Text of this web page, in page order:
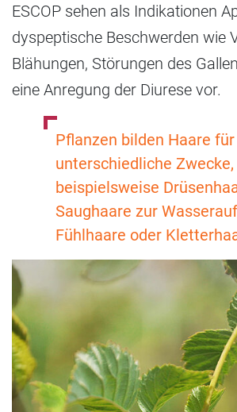
ESCOP sehen als Indikationen
dyspeptische Beschwerden wie
Blähungen, Störungen des
eine Anregung der Diurese vor.
Pflanzen bilden Haare für
unterschiedliche Zwecke,
beispielsweise
Saughaare zur
Fühlhaare oder